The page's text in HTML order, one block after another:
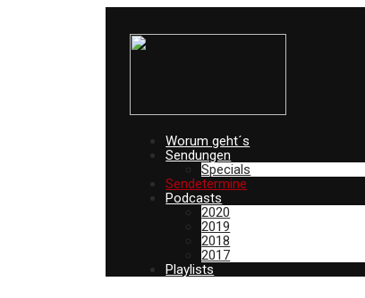
Worum geht´s
Sendungen
Specials
Sendetermine
Podcasts
2020
2019
2018
2017
Playlists